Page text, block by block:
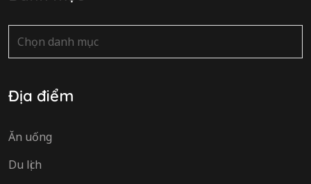
Danh
mục
Địa điểm
Ăn uống
Du lịch